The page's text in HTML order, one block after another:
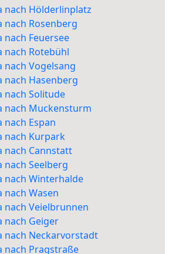
nach Hölderlinplatz
nach Rosenberg
nach Feuersee
nach Rotebühl
nach Vogelsang
nach Hasenberg
nach Solitude
nach Muckensturm
nach Espan
nach Kurpark
nach Cannstatt
nach Seelberg
nach Winterhalde
nach Wasen
nach Veielbrunnen
nach Geiger
nach Neckarvorstadt
nach Pragstraße